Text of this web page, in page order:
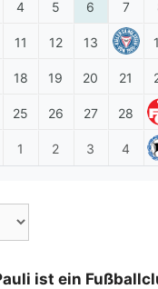
4 5 6 7
11 12 13
18 19 20 21
25 26 27 28
1 2 3 4
ist ein